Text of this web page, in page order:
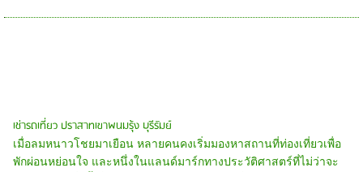
เช่ารถเที่ยว ปราสาทเขาพนมรุ้ง บุรีรัมย์
เมื่อลมหนาวโชยมาเยือน หลายคนคงเริ่มมองหาสถานที่ท่องเที่ยวเพื่อ
พักผ่อนหย่อนใจ และหนึ่งในแลนด์มาร์กทางประวัติศาสตร์ที่ไม่ว่าจะ